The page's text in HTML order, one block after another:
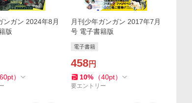
ンガン 2024年8月
版
60pt）
月刊少年ガンガン 2017年7月
号 電子書籍版
電子書籍
458円
10% （40pt）
要エントリー